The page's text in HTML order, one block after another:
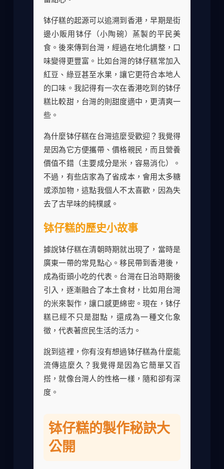
钵仔糕的起源可以追溯到香港，早期是街
邊小販用钵仔（小陶碗）蒸製的平民美
食。後來傳到台灣，經過在地化調整，口
味變得更豐富。比如台灣的钵仔糕常加入
紅豆、綠豆甚至水果，讓它更符合本地人
的口味。我記得有一次在香港吃到的钵仔
糕比較甜，台灣的則甜度適中，更清爽一
些。
為什麼钵仔糕在台灣這麼受歡迎？我覺得
是因為它方便攜帶、價格親民，而且營養
價值不錯（主要成分是米，容易消化）。
不過，有些店家為了省成本，會用太多糖
或添加物，這點我個人不太喜歡，因為失
去了古早味的純樸感。
钵仔糕的歷史小故事
據說钵仔糕在清朝時期就出現了，當時是
廣東一帶的常見點心。移民帶到香港後，
成為街頭小吃的代表。台灣在日治時期後
引入，逐漸融合了本土食材，比如用台灣
的米來製作，讓口感更綿密。現在，钵仔
糕已經不只是甜點，還成為一種文化象
徵，代表著庶民生活的活力。
說到這裡，你有沒有想過钵仔糕為什麼能
流傳這麼久？我覺得是因為它簡單又百
搭，就像台灣人的性格一樣，隨和卻有深
度。
钵仔糕的製作秘訣大
公開